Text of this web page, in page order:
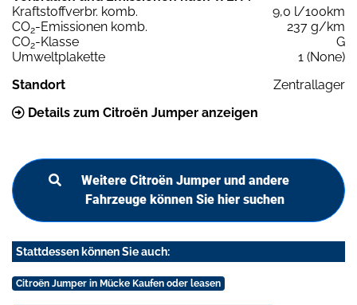
Kraftstoffverbr. komb.
9,0 l/100km
CO2-Emissionen komb.
237 g/km
CO2-Klasse
G
Umweltplakette
1 (None)
Standort
Zentrallager
Details zum Citroën Jumper anzeigen
Weitere Citroën Jumper und andere
Fahrzeuge können Sie hier suchen
Stattdessen können Sie auch:
Citroën Jumper in Mücke Kaufen oder leasen